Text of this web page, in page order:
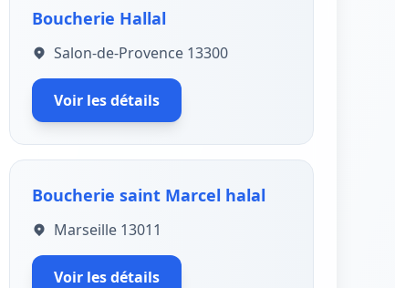
Boucherie Hallal
Salon-de-Provence 13300
Voir les détails
Boucherie saint Marcel halal
Marseille 13011
Voir les détails